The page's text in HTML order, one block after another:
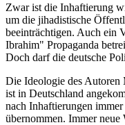
Zwar ist die Inhaftierung
um die jihadistische
beeinträchtigen. Auch ein
Ibrahim" Propaganda
Doch darf die deutsche
Die Ideologie des Autoren
ist in Deutschland
nach Inhaftierungen
übernommen. Immer neue